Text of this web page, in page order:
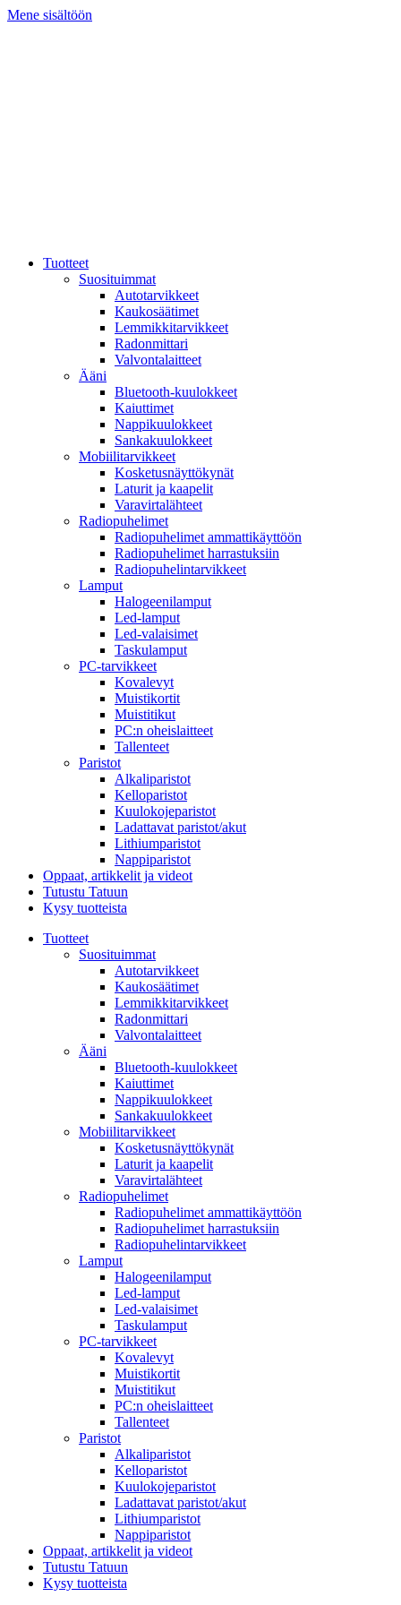
Mene sisältöön
Tuotteet
Suosituimmat
Autotarvikkeet
Kaukosäätimet
Lemmikkitarvikkeet
Radonmittari
Valvontalaitteet
Ääni
Bluetooth-kuulokkeet
Kaiuttimet
Nappikuulokkeet
Sankakuulokkeet
Mobiilitarvikkeet
Kosketusnäyttökynät
Laturit ja kaapelit
Varavirtalähteet
Radiopuhelimet
Radiopuhelimet ammattikäyttöön
Radiopuhelimet harrastuksiin
Radiopuhelintarvikkeet
Lamput
Halogeenilamput
Led-lamput
Led-valaisimet
Taskulamput
PC-tarvikkeet
Kovalevyt
Muistikortit
Muistitikut
PC:n oheislaitteet
Tallenteet
Paristot
Alkaliparistot
Kelloparistot
Kuulokojeparistot
Ladattavat paristot/akut
Lithiumparistot
Nappiparistot
Oppaat, artikkelit ja videot
Tutustu Tatuun
Kysy tuotteista
Tuotteet
Suosituimmat
Autotarvikkeet
Kaukosäätimet
Lemmikkitarvikkeet
Radonmittari
Valvontalaitteet
Ääni
Bluetooth-kuulokkeet
Kaiuttimet
Nappikuulokkeet
Sankakuulokkeet
Mobiilitarvikkeet
Kosketusnäyttökynät
Laturit ja kaapelit
Varavirtalähteet
Radiopuhelimet
Radiopuhelimet ammattikäyttöön
Radiopuhelimet harrastuksiin
Radiopuhelintarvikkeet
Lamput
Halogeenilamput
Led-lamput
Led-valaisimet
Taskulamput
PC-tarvikkeet
Kovalevyt
Muistikortit
Muistitikut
PC:n oheislaitteet
Tallenteet
Paristot
Alkaliparistot
Kelloparistot
Kuulokojeparistot
Ladattavat paristot/akut
Lithiumparistot
Nappiparistot
Oppaat, artikkelit ja videot
Tutustu Tatuun
Kysy tuotteista